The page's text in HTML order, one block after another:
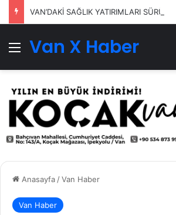
VAN’DAKİ SAĞLIK YATIRIMLARI SÜRÜYOR
Menü
Van X Haber
Anasayfa/Van Haber
Van Haber